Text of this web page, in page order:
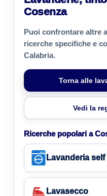
Cosenza
Puoi confrontare altre
ricerche specifiche e
Calabria.
Torna alle
Vedi la
Ricerche popolari a
Lavanderia
Lavasecco